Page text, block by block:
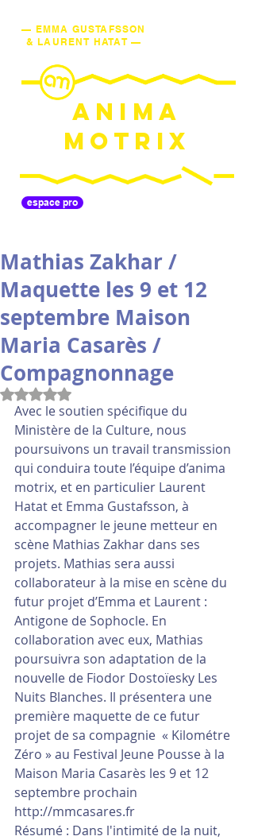
— EMMA GUSTAFSSON
& LAURENT HATAT —
ANIMA
MOTRIX
espace pro
Mathias Zakhar /
Maquette les 9 et 12
septembre Maison
Maria Casarès /
Compagnonnage
Noté NaN étoiles sur 5.
Avec le soutien spécifique du
Ministère de la Culture, nous
poursuivons un travail transmission
qui conduira toute l’équipe d’anima
motrix, et en particulier Laurent
Hatat et Emma Gustafsson, à
accompagner le jeune metteur en
scène Mathias Zakhar dans ses
projets. Mathias sera aussi
collaborateur à la mise en scène du
futur projet d’Emma et Laurent :
Antigone de Sophocle. En
collaboration avec eux, Mathias
poursuivra son adaptation de la
nouvelle de Fiodor Dostoïesky Les
Nuits Blanches. Il présentera une
première maquette de ce futur
projet de sa compagnie  « Kilométre
Zéro » au Festival Jeune Pousse à la
Maison Maria Casarès les 9 et 12
septembre prochain
http://mmcasares.fr
Résumé : Dans l'intimité de la nuit,